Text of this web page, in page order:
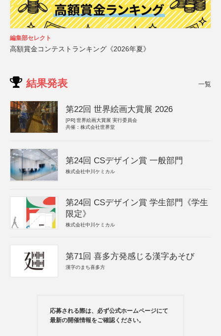
編集部セレクト
高額賞金コンテストランキング《2026年夏》
結果発表 一覧
第22回 世界絵画大賞展 2026
[PR] 世界絵画大賞展 実行委員会
共催：株式会社世界堂
第24回 CSデザイン賞 一般部門
株式会社中川ケミカル
第24回 CSデザイン賞 学生部門《学生
限定》
株式会社中川ケミカル
第71回 喜多方発感じる漢字あそび
漢字のまち喜多方
応募される際は、必ず公式ホームページにて
最新の開催情報をご確認ください。